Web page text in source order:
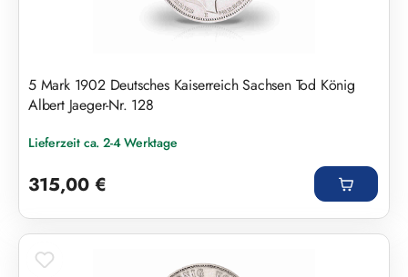
5 Mark 1902 Deutsches Kaiserreich Sachsen Tod König
Albert Jaeger-Nr. 128
Lieferzeit ca. 2-4 Werktage
315,00 €